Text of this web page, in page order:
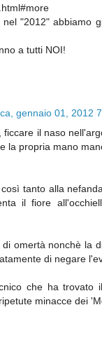
nel "2012" abbiamo
a tutti NOI!
gennaio 01, 2012
ficcare il naso
la propria mano
tanto alla
il fiore
omertà nonchè la
di negare
che ha trovato
minacce dei